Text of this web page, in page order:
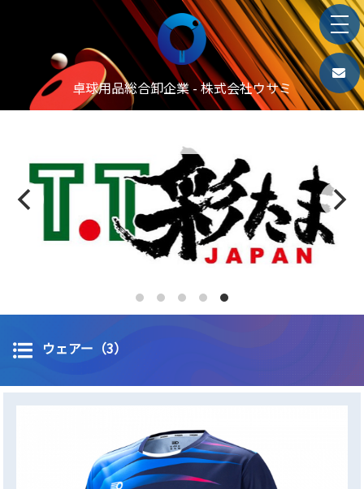
卓球用品総合卸企業 - 株式会社ウサミ
ウェアー（3）